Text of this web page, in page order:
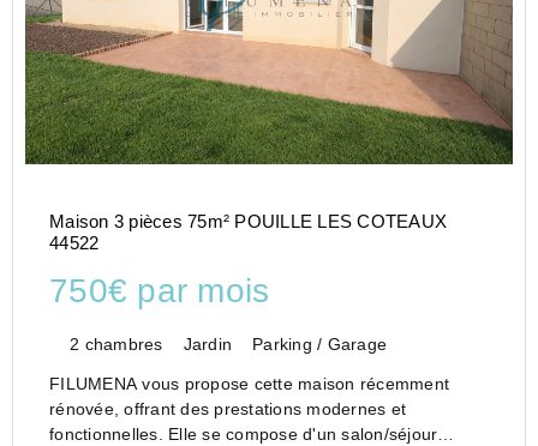
Maison 3 pièces 75m² POUILLE LES COTEAUX
44522
750€ par mois
2 chambres Jardin Parking / Garage
FILUMENA vous propose cette maison récemment
rénovée, offrant des prestations modernes et
fonctionnelles. Elle se compose d'un salon/séjour